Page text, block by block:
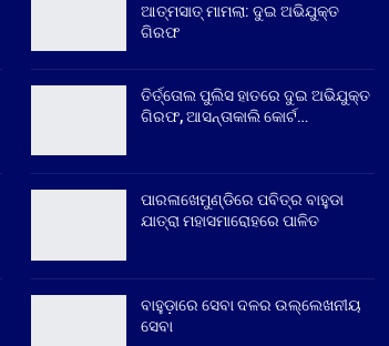
ଆତ୍ମସାତ୍ ମାମଲା: ଦୁଇ ଅଭିଯୁକ୍ତ
ଗିରଫ
ତିର୍ତ୍ତୋଲ ପୁଲିସ ହାତରେ ଦୁଇ ଅଭିଯୁକ୍ତ
ଗିରଫ, ଆସନ୍ତାକାଲି କୋର୍ଟ…
ପାରଳାଖେମୁଣ୍ଡିରେ ପବିତ୍ର ବାହୁଡା
ଯାତ୍ରା ମହାସମାରୋହରେ ପାଳିତ
ବାହୁଡ଼ାରେ ସେବା ଦଳର ଉଲ୍ଲେଖନୀୟ
ସେବା